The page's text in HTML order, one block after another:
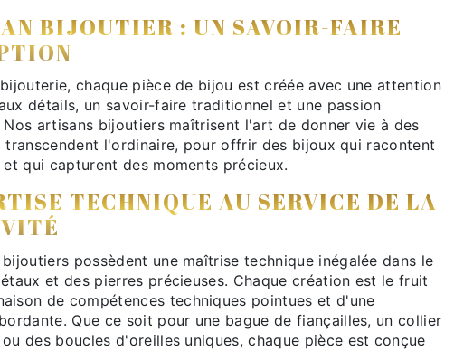
BIJOUTIER : UN SAVOIR-FAIRE
chaque pièce de bijou est créée avec une attention
détails, un savoir-faire traditionnel et une passion
Nos artisans bijoutiers maîtrisent l'art de donner vie à des
transcendent l'ordinaire, pour offrir des bijoux qui racontent
qui capturent des moments précieux.
TECHNIQUE AU SERVICE DE LA
possèdent une maîtrise technique inégalée dans le
et des pierres précieuses. Chaque création est le fruit
de compétences techniques pointues et d'une
Que ce soit pour une bague de fiançailles, un collier
des boucles d'oreilles uniques, chaque pièce est conçue